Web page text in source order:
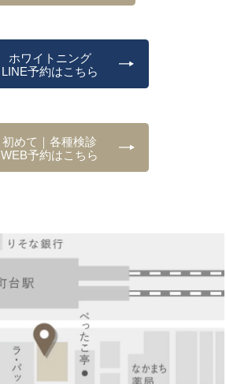
ホワイトニング
LINE予約はこちら
初めて｜各種検診
WEB予約はこちら